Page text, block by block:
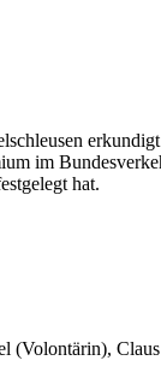
im
hat.
(Volontärin),